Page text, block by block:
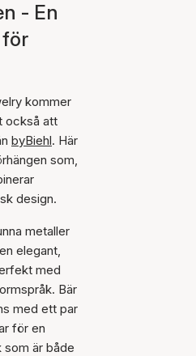
- En
kommer
också att
byBiehl. Här
som,
design.
metaller
elegant,
med
Bär
med ett par
för en
är både